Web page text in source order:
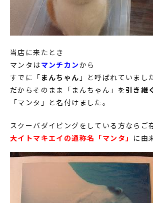
当店に来たとき
マンタはマンチカンから
すでに「 まんちゃん 」と呼ばれていまし
だからそのまま「まんちゃん」を引き継
「マンタ」と名付けました。
スクーバダイビングをしている方ならご
大イトマキエイの通称名「マンタ」 に由